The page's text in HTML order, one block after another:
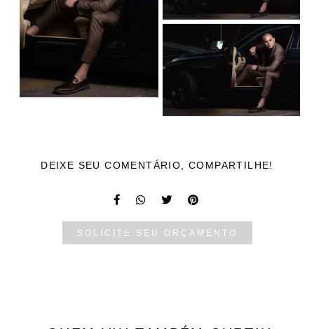
DEIXE SEU COMENTÁRIO, COMPARTILHE!
SOLICITE SEU ORÇAMENTO